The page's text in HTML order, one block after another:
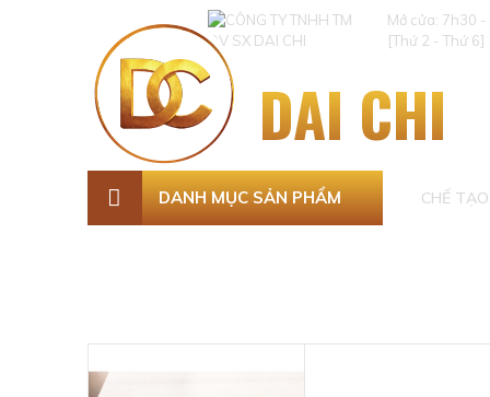
Mở cửa: 7h30
[Thứ 2 - Thứ 6]
DAI CHI
DANH MỤC SẢN PHẨM CHẾ